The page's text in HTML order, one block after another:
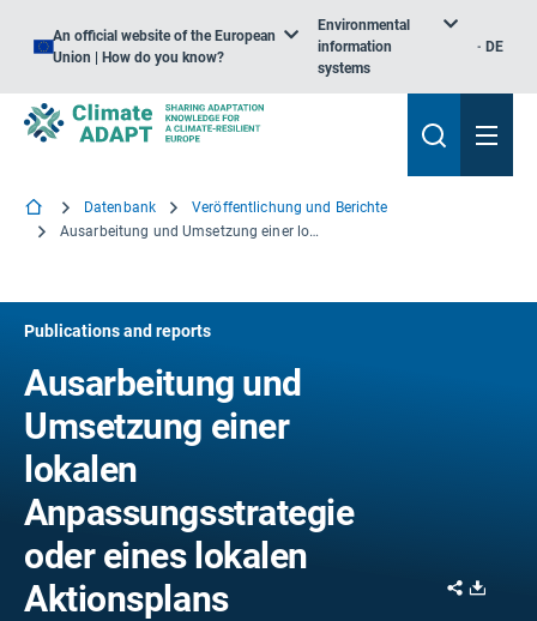
An official website of the European
Union | How do you know?
Environmental
information
systems
DE
Datenbank
Veröffentlichung und Berichte
Ausarbeitung und Umsetzung einer lokalen Anpassungsstrategie oder eines lokalen Aktionsplans
Publications and reports
Ausarbeitung und
Umsetzung einer
lokalen
Anpassungsstrategie
oder eines lokalen
Aktionsplans
Share